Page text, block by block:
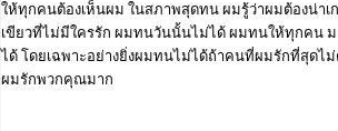
ให้ทุกคนต้องเห็นผม ในสภาพสุดทน ผมรู้ว่าผมต้องน่าเ
เขียวที่ไม่มีใครรัก ผมทนวันนั้นไม่ได้ ผมทนให้ทุกคน
ได้ โดยเฉพาะอย่างยิ่งผมทนไม่ได้ถ้าคนที่ผมรักที่สุดไ
ผมรักพวกคุณมาก